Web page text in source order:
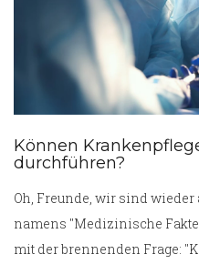
Können
durchführen?
Oh, Freunde, wir sind
namens "Medizinische
mit der brennenden Frage: